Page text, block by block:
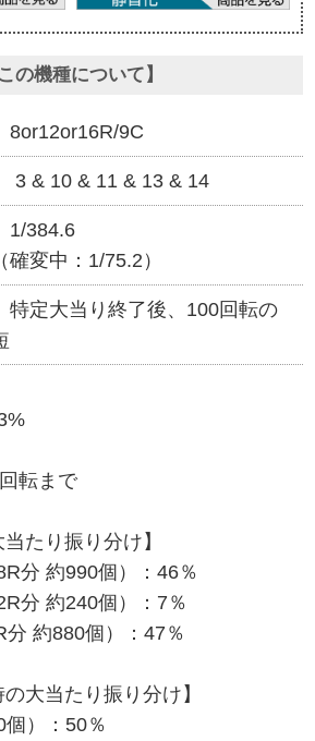
この機種について】
8or12or16R/9C
3 & 10 & 11 & 13 & 14
1/384.6
変中：1/75.2）
特定大当り終了後、100回転の
転まで
たり振り分け】
分 約990個）：46％
分 約240個）：7％
約880個）：47％
大当たり振り分け】
）：50％